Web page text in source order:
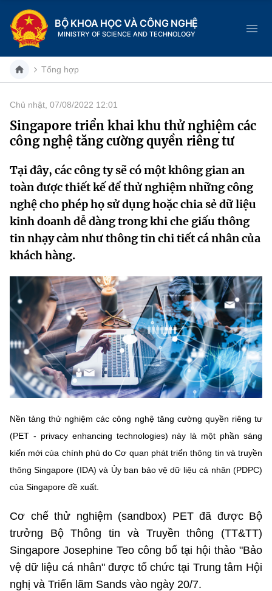
BỘ KHOA HỌC VÀ CÔNG NGHỆ
MINISTRY OF SCIENCE AND TECHNOLOGY
Danh mục
Trang chủ
Giới thiệu
Chức năng nhiệm vụ
Cơ cấu tổ chức
Lịch sử phát triển
Sở Khoa học và Công nghệ
Tin tức sự kiện
Khoa học và Công nghệ
Đổi mới sáng tạo
Chuyển đổi số
Bưu chính, Viễn thông
Sở hữu trí tuệ
Tiêu chuẩn, đo lường, chất lượng
Tin tổng hợp
Tin địa phương
Hệ thống văn bản
Văn bản QPPL
Văn bản chỉ đạo điều hành
Lấy ý kiến người dân về dự thảo VBQPPL
MST IOFFICE
THỐNG KÊ
Khoa học và Công nghệ
Đổi mới sáng tạo
Bưu chính, Viễn thông
Tiêu chuẩn, đo lường, chất lượng
Năng lượng nguyên tử
Multimedia
THƯ ĐIỆN TỬ
Khác
Videos
Ảnh
Nhiệm vụ trọng tâm
Chọn ngôn ngữ
English
Tổng hợp
Chủ nhật, 07/08/2022 12:01
Singapore triển khai khu thử nghiệm các
công nghệ tăng cường quyền riêng tư
Tại đây, các công ty sẽ có một không gian an
toàn được thiết kế để thử nghiệm những công
nghệ cho phép họ sử dụng hoặc chia sẻ dữ liệu
kinh doanh dễ dàng trong khi che giấu thông
tin nhạy cảm như thông tin chi tiết cá nhân của
khách hàng.
Nền tảng thử nghiệm các công nghệ tăng cường quyền riêng tư
(PET - privacy enhancing technologies) này là một phần sáng
kiến mới của chính phủ do Cơ quan phát triển thông tin và truyền
thông Singapore (IDA) và Ủy ban bảo vệ dữ liệu cá nhân (PDPC)
của Singapore đề xuất.
Cơ chế thử nghiệm (sandbox) PET đã được Bộ
trưởng Bộ Thông tin và Truyền thông (TT&TT)
Singapore Josephine Teo công bố tại hội thảo "Bảo
vệ dữ liệu cá nhân" được tổ chức tại Trung tâm Hội
nghị và Triển lãm Sands vào ngày 20/7.